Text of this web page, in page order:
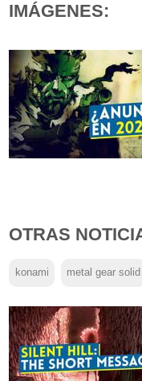
IMÁGENES:
OTRAS
konami metal gear solid